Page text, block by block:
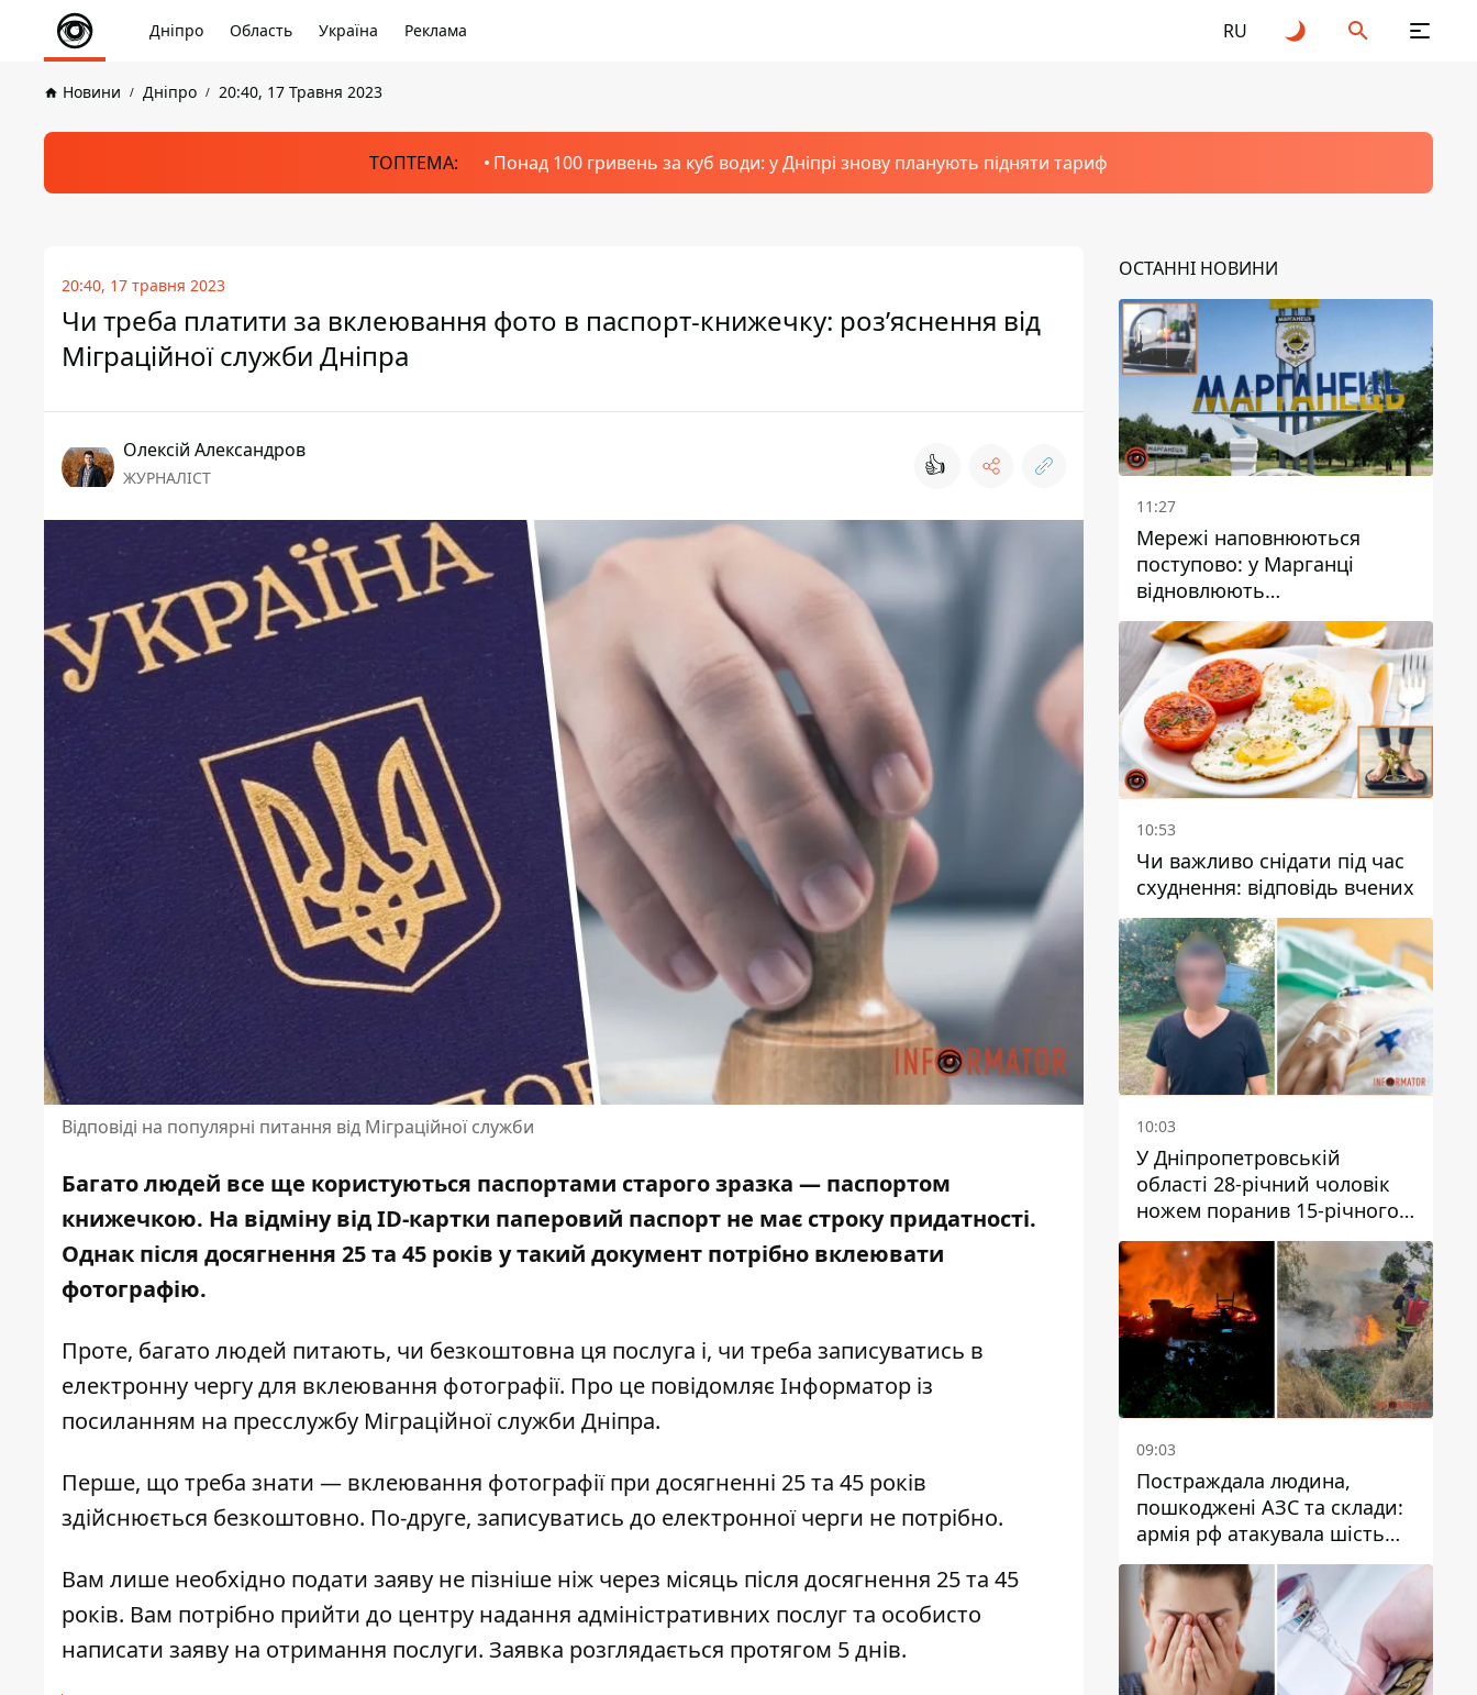
Дніпро Область Україна Реклама RU
Новини Дніпро 20:40, 17 Травня 2023
ТОПТЕМА: Понад 100 гривень за куб води: у Дніпрі знову планують підняти тариф
20:40, 17 травня 2023
Чи треба платити за вклеювання фото в паспорт-книжечку: роз’яснення від
Міграційної служби Дніпра
Олексій Александров
ЖУРНАЛІСТ 👍
Відповіді на популярні питання від Міграційної служби
Багато людей все ще користуються паспортами старого зразка — паспортом
книжечкою. На відміну відID-картки паперовий паспорт не має строку придатності.
Однак після досягнення 25 та 45 років у такий документ потрібно вклеювати
фотографію.
Проте, багато людей питають, чи безкоштовна ця послуга і, чи треба записуватись в
електронну чергу для вклеювання фотографії. Про це повідомляє Інформатор із
посиланням на пресслужбу Міграційної служби Дніпра.
Перше, що треба знати — вклеювання фотографії при досягненні 25 та 45 років
здійснюється безкоштовно. По-друге, записуватись до електронної черги не потрібно.
Вам лише необхідно подати заяву не пізніше ніж через місяць після досягнення 25 та 45
років. Вам потрібно прийти до центру надання адміністративних послуг та особисто
написати заяву на отримання послуги. Заявка розглядається протягом 5 днів.
ОСТАННІ НОВИНИ
11:27
Мережі наповнюються
поступово: у Марганці
відновлюють
водопостачання
10:53
Чи важливо снідати під час
схуднення: відповідь вчених
10:03
У Дніпропетровській
області 28-річний чоловік
ножем поранив 15-річного
хлопця
09:03
Постраждала людина,
пошкоджені АЗС та склади:
армія рф атакувала шість
районів Дніпропетровської
області